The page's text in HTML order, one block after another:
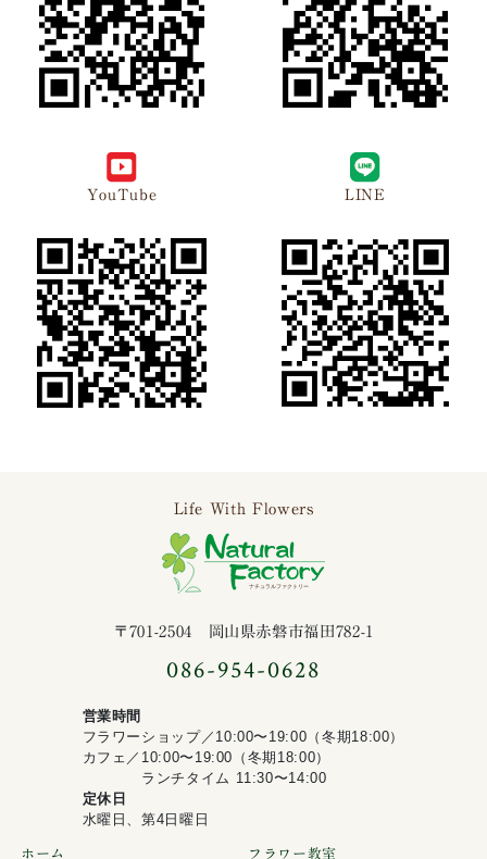
YouTube LINE
Life With Flowers
ナチュラルフ
〒701-2504 岡山県赤磐市福田782-1
086-954-0628
営業時間
フラワーショップ／10:00〜19:00（冬期18:00）
カフェ／10:00〜19:00（冬期18:00）
ランチタイム 11:30〜14:00
定休日
水曜日、第4日曜日
ホーム フラワー教室